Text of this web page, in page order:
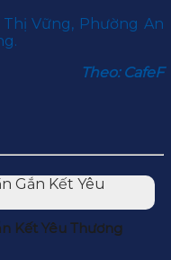
Vững, Phường An
Theo: CafeF
Kết Yêu Thương